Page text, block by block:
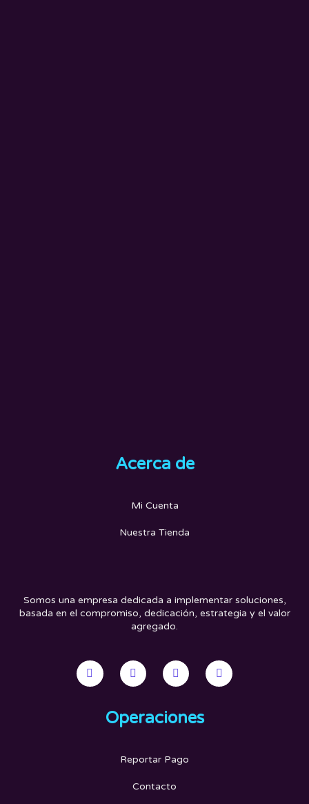
Acerca de
Mi Cuenta
Nuestra Tienda
Somos una empresa dedicada a implementar soluciones,
basada en el compromiso, dedicación, estrategia y el valor
agregado.
Operaciones
Reportar Pago
Contacto